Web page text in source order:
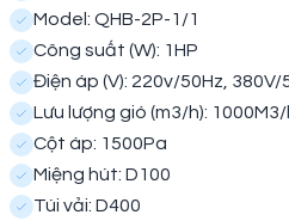
Model: QHB-2P-1/1
Công suất (W): 1HP
Điện áp (V): 220v/50Hz, 380V/
Lưu lượng gió (m3/h): 1000M3/
Cột áp: 1500Pa
Miệng hút: D100
Túi vải: D400